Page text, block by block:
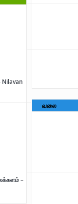
Nilavan
–
வலை